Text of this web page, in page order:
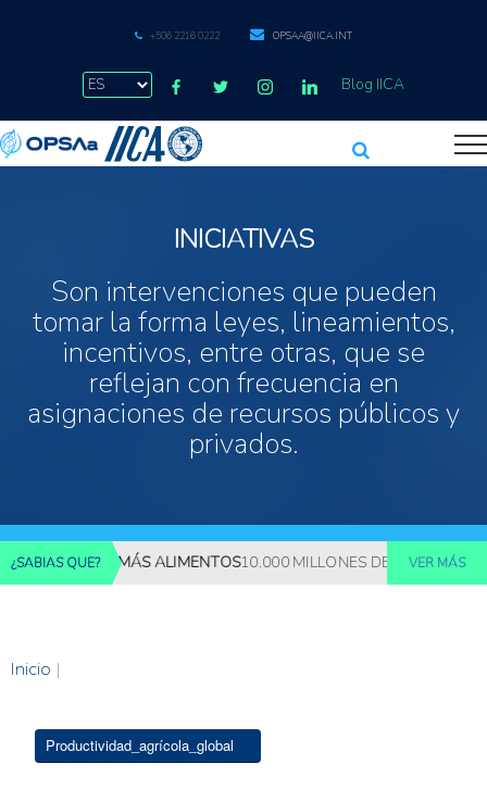
+506 2216 0222 OPSAA@IICA.INT
Blog IICA
INICIATIVAS
Son intervenciones que pueden
tomar la forma leyes, lineamientos,
incentivos, entre otras, que se
reflejan con frecuencia en
asignaciones de recursos públicos y
privados.
¿SABIAS QUE?MÁS ALIMENTOS10.000 MILLONES DE PERSONASVER MÁS
Inicio |
Productividad_agrícola_global